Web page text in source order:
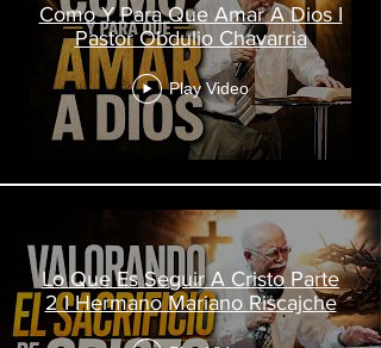
Como Y Para Que Amar A Dios I
Pastor Obdulio Chavarria
Play Video
Lo Que Es Seguir A Cristo Parte
2 I Hermano Mariano Riscajche